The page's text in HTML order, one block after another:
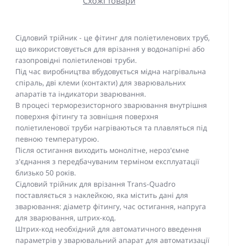
Сідловий трійник - це фітинг для поліетиленових труб,
що використовується для врізання у водонапірні або
газопровідні поліетиленові труби.
Під час виробництва вбудовується мідна нагрівальна
спіраль, дві клеми (контакти) для зварювальних
апаратів та індикатори зварювання.
В процесі терморезисторного зварювання внутрішня
поверхня фітингу та зовнішня поверхня
поліетиленової труби нагріваються та плавляться під
певною температурою.
Після остигання виходить монолітне, нероз'ємне
з'єднання з передбачуваним терміном експлуатації
близько 50 років.
Сідловий трійник для врізання Trans-Quadro
поставляється з наклейкою, яка містить дані для
зварювання: діаметр фітингу, час остигання, напруга
для зварювання, штрих-код.
Штрих-код необхідний для автоматичного введення
параметрів у зварювальний апарат для автоматизації